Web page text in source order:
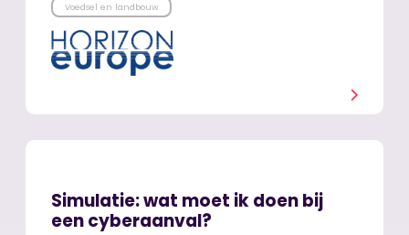
Voedsel en landbouw
Simulatie: wat moet ik doen bij
een cyberaanval?